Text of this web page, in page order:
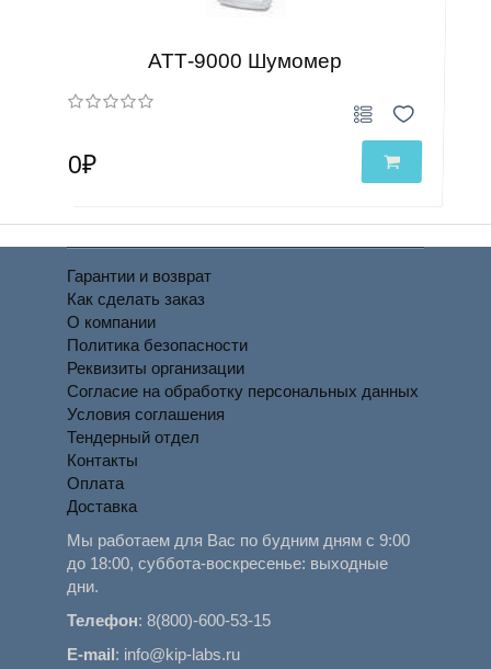
АТТ-9000 Шумомер
0₽
Гарантии и возврат
Как сделать заказ
О компании
Политика безопасности
Реквизиты организации
Согласие на обработку персональных данных
Условия соглашения
Тендерный отдел
Контакты
Оплата
Доставка
Мы работаем для Вас по будним дням с 9:00
до 18:00, суббота-воскресенье: выходные
дни.
Телефон:8(800)-600-53-15
E-mail: info@kip-labs.ru